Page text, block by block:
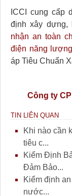
ICCI cung cấp
định xây dựng,
nhận an toàn
điện năng
áp Tiêu Chuẩn
Công ty
TIN LIÊN QUAN
Khi nào cần
tiêu c...
Kiểm Định
Đảm Bảo...
Kiểm định
nước...